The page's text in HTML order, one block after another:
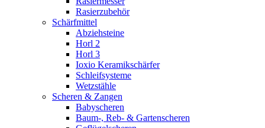
Rasierzubehör
Schärfmittel
Abziehsteine
Horl 2
Horl 3
Ioxio Keramikschärfer
Schleifsysteme
Wetzstähle
Scheren & Zangen
Babyscheren
Baum-, Reb- & Gartenscheren